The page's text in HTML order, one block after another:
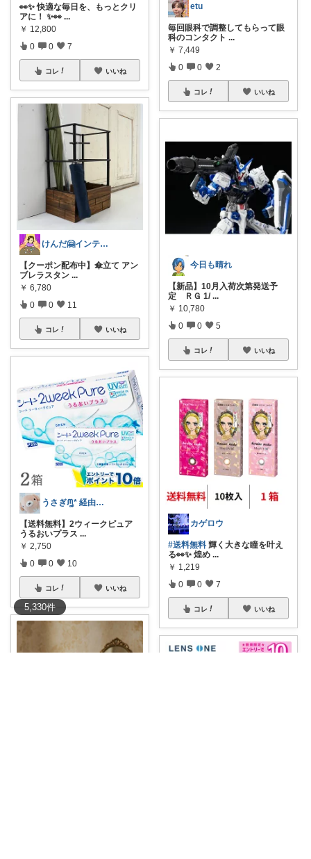
5,330件
👀✨ 快適な毎日を、もっとクリ
アに！ ✨👀 ...
￥ 12,800
0 0 7
コレ いいね
けんだ🤗インテリア多め
【クーポン配布中】傘立て アン
ブレラスタン ...
￥ 6,780
0 0 11
コレ いいね
うさぎᙏ̤̫͚*︎ 経由感謝 購入ﾒｲﾝ
【送料無料】2ウィークピュア
うるおいプラス ...
￥ 2,750
0 0 10
コレ いいね
etu
毎回眼科で調整してもらって眼
科のコンタクト ...
￥ 7,449
0 0 2
コレ いいね
今日も晴れ
【新品】10月入荷次第発送予
定 ＲＧ 1/ ...
￥ 10,780
0 0 5
コレ いいね
カゲロウ
#送料無料 輝く大きな瞳を叶え
る👀✨ 煌め ...
￥ 1,219
0 0 7
コレ いいね